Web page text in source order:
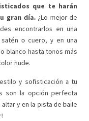
que te harán
gran día. ¿Lo mejor de
encontrarlos en una
o cuero, y en una
blanco hasta tonos más
nude.
y sofisticación a tu
son la opción perfecta
y en la pista de baile